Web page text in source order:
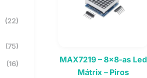
(22)
(75)
(16)
MAX7219 – 8×8-as Led
Mátrix – Piros